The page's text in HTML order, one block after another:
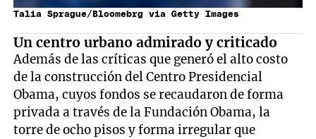
Talia Sprague/Bloomebrg via Getty Images
Un centro urbano admirado y criticado
Además de las críticas que generó el alto costo
de la construcción del Centro Presidencial
Obama, cuyos fondos se recaudaron de forma
privada a través de la Fundación Obama, la
torre de ocho pisos y forma irregular que